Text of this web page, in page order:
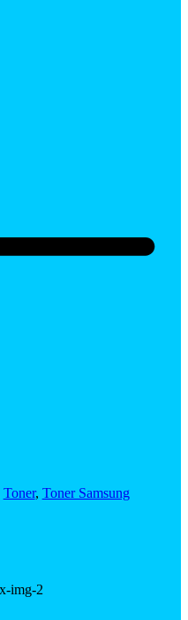
Toner, Toner Samsung